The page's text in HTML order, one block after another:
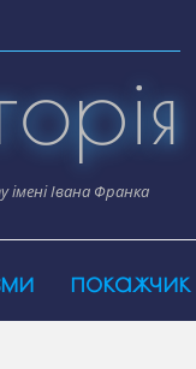
імені Івана Франка
покажчик